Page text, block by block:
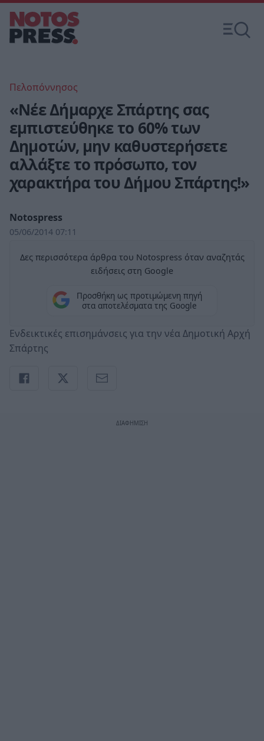
Πελοπόννησος
«Νέε Δήμαρχε Σπάρτης σας
εμπιστεύθηκε το 60% των
Δημοτών, μην καθυστερήσετε
αλλάξτε το πρόσωπο, τον
χαρακτήρα του Δήμου Σπάρτης!»
Notospress
05/06/2014 07:11
Δες περισσότερα άρθρα του Notospress όταν αναζητάς
ειδήσεις στη Google
Προσθήκη ως προτιμώμενη πηγή
στα αποτελέσματα της Google
Ενδεικτικές επισημάνσεις για την νέα Δημοτική Αρχή
Σπάρτης